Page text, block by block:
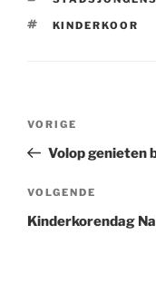
TAGS
KINDERKOOR
Vorig
bericht
VORIGE
Volop genieten
Volgend
bericht
VOLGENDE
Kinderkorendag